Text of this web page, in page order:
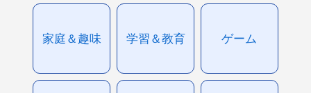
家庭＆趣味 学習＆教育 ゲーム